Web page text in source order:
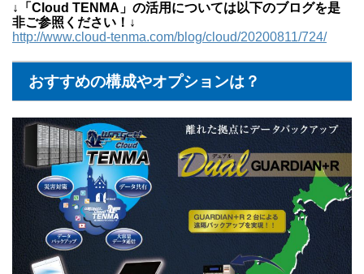
↓「Cloud TENMA」の活用については以下のブログを是
非ご参照ください！↓
http://www.cloud-tenma.com/blog/cloud/20200811/724/
おすすめの構成やオプションは？